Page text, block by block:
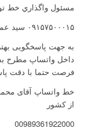
مسئول واگذاري خط
۰۹۱۵۷۵۰۰۰۱۵ سید عماد محمدی
به جهت پاسخگویی
داخل واتساپ مطرح
فرصت حتما با دقت
خط واتساپ آقای
از کشور
00989361922000